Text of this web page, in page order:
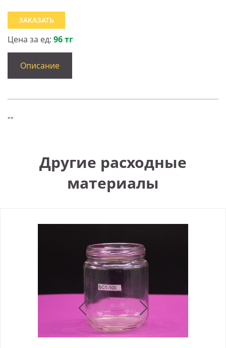
ЗАКАЗАТЬ
Цена за ед: 96 тг
Описание
""
Другие расходные
материалы